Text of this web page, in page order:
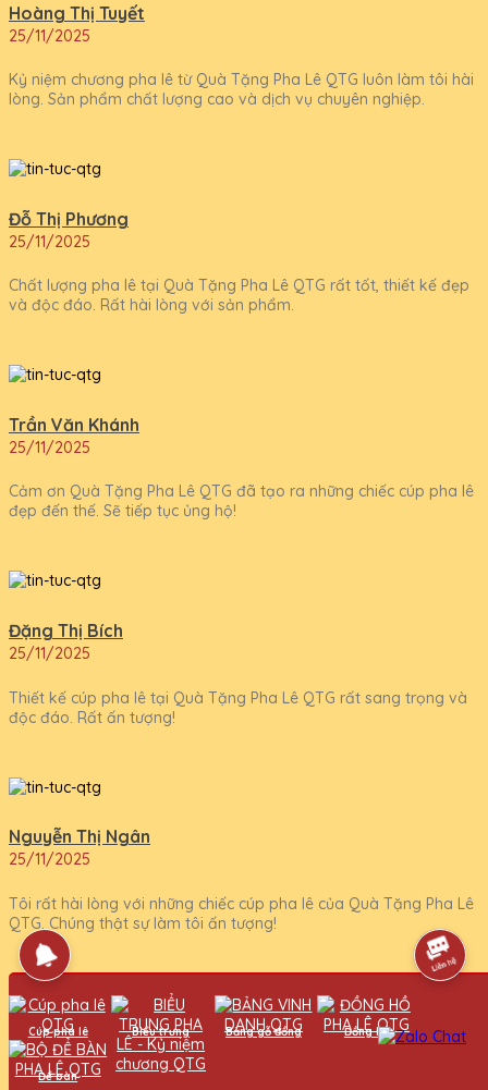
Hoàng Thị Tuyết
25/11/2025
Kỷ niệm chương pha lê từ Quà Tặng Pha Lê QTG luôn làm tôi hài
lòng. Sản phẩm chất lượng cao và dịch vụ chuyên nghiệp.
Đỗ Thị Phương
25/11/2025
Chất lượng pha lê tại Quà Tặng Pha Lê QTG rất tốt, thiết kế đẹp
và độc đáo. Rất hài lòng với sản phẩm.
Trần Văn Khánh
25/11/2025
Cảm ơn Quà Tặng Pha Lê QTG đã tạo ra những chiếc cúp pha lê
đẹp đến thế. Sẽ tiếp tục ủng hộ!
Đặng Thị Bích
25/11/2025
Thiết kế cúp pha lê tại Quà Tặng Pha Lê QTG rất sang trọng và
độc đáo. Rất ấn tượng!
Nguyễn Thị Ngân
25/11/2025
Tôi rất hài lòng với những chiếc cúp pha lê của Quà Tặng Pha Lê
QTG. Chúng thật sự làm tôi ấn tượng!
Phạm Văn Hùng
25/11/2025
Cúp pha lê Biểu trưng Bảng gỗ đồng Đồng hồ
Để bàn